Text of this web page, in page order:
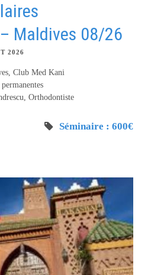
Maldives 08/26
2026
Club Med Kani
Orthodontiste
Séminaire : 600€